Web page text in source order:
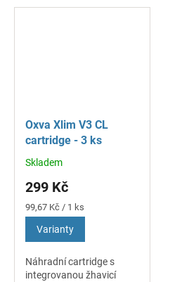
Oxva Xlim V3 CL
cartridge - 3 ks
Průměrné
produktu
je
5,0
5
hvězdiček.
Skladem
299 Kč
Měrná
cena:
99,67 Kč / 1 ks
Varianty
Náhradní cartridge s
integrovanou žhavicí